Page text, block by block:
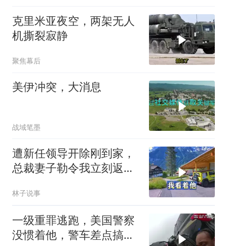
克里米亚夜空，两架无人
机撕裂寂静
聚焦幕后
美伊冲突，大消息
战域笔墨
遭新任领导开除刚到家，
总裁妻子勒令我立刻返
林子说事
一级重罪逃跑，美国警察
没惯着他，警车差点搞报